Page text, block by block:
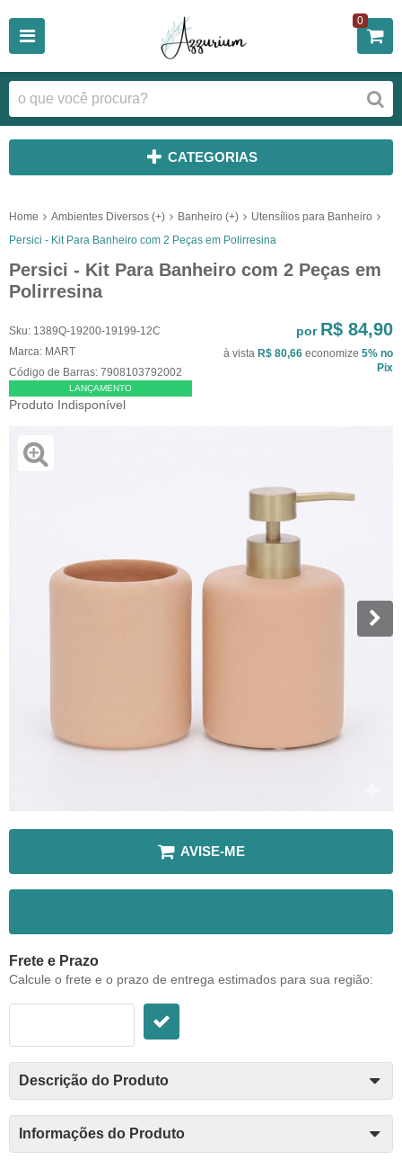
0
CATEGORIAS
Home Ambientes Diversos (+) Banheiro (+)
Utensílios para Banheiro
Persici - Kit Para Banheiro com 2 Peças em Polirresina
Persici - Kit Para Banheiro com 2 Peças em
Polirresina
Sku: 1389Q-19200-19199-12C
Marca: MART
Código de Barras: 7908103792002
LANÇAMENTO
Produto Indisponível
por R$ 84,90
à vista R$ 80,66 economize 5% no
Pix
AVISE-ME
Frete e Prazo
Calcule o frete e o prazo de entrega estimados para sua região:
Descrição do Produto
Informações do Produto